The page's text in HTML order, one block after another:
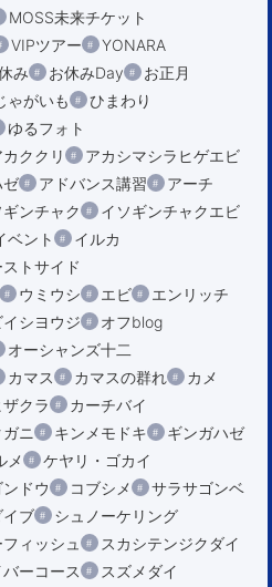
MOSS未来チケット
VIPツアー
YONARA
み お休みDay
お正月
ゃがいも
ひまわり
ゆるフォト
カククリ
アカシマシラヒゲエビ
ゼ アドバンス講習
アーチ
ギンチャク
イソギンチャクエビ
ベント
イルカ
ストサイド
ウミウシ エビ
エンリッチ
イシヨウジ
オフblog
オーシャンズ十二
カマス カマスの群れ
カメ
クラ
カーチバイ
ニ キンメモドキ
ギンガハゼ
メ
ケヤリ・ゴカイ
ドウ コブシメ
サラサゴンベ
ブ
シュノーケリング
ィッシュ
スカシテンジクダイ
ーコース
スズメダイ